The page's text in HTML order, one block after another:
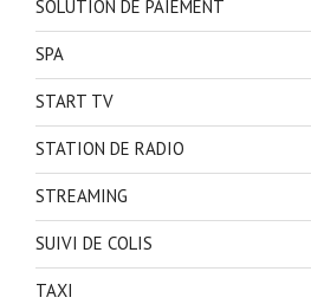
SOLUTION DE PAIEMENT
SPA
START TV
STATION DE RADIO
STREAMING
SUIVI DE COLIS
TAXI